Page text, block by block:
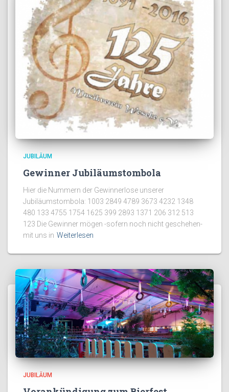
JUBILÄUM
Gewinner Jubiläumstombola
Hier die Nummern der Gewinnerlose unserer
Jubiläumstombola: 1003 2849 4789 3673 4232 1348
480 133 4755 1754 1625 399 2893 1371 206 312 513
123 Die Gewinner mögen -sofern noch nicht geschehen-
mit uns in Weiterlesen
JUBILÄUM